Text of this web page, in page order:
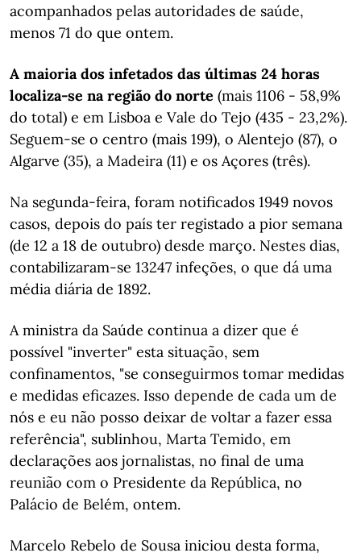
acompanhados pelas autoridades de saúde,
menos 71 do que ontem.
A maioria dos infetados das últimas 24 horas
localiza-se na região do norte (mais 1106 - 58,9%
do total) e em Lisboa e Vale do Tejo (435 - 23,2%).
Seguem-se o centro (mais 199), o Alentejo (87), o
Algarve (35), a Madeira (11) e os Açores (três).
Na segunda-feira, foram notificados 1949 novos
casos, depois do país ter registado a pior semana
(de 12 a 18 de outubro) desde março. Nestes dias,
contabilizaram-se 13247 infeções, o que dá uma
média diária de 1892.
A ministra da Saúde continua a dizer que é
possível "inverter" esta situação, sem
confinamentos, "se conseguirmos tomar medidas
e medidas eficazes. Isso depende de cada um de
nós e eu não posso deixar de voltar a fazer essa
referência", sublinhou, Marta Temido, em
declarações aos jornalistas, no final de uma
reunião com o Presidente da República, no
Palácio de Belém, ontem.
Marcelo Rebelo de Sousa iniciou desta forma,